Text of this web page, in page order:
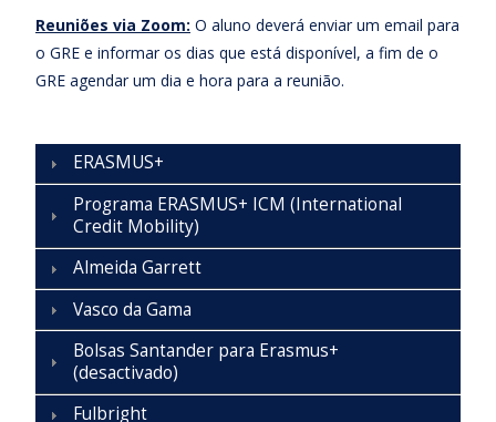
Reuniões via Zoom: O aluno deverá enviar um email para
o GRE e informar os dias que está disponível, a fim de o
GRE agendar um dia e hora para a reunião.
ERASMUS+
Programa ERASMUS+ ICM (International
Credit Mobility)
Almeida Garrett
Vasco da Gama
Bolsas Santander para Erasmus+
(desactivado)
Fulbright